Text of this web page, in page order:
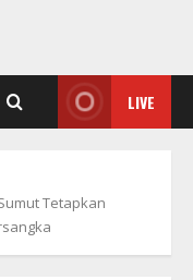
LIVE
Tetapkan